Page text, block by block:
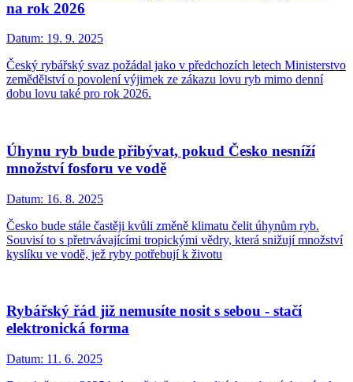
na rok 2026
Datum: 19. 9. 2025
Český rybářský svaz požádal jako v předchozích letech Ministerstvo
zemědělství o povolení výjimek ze zákazu lovu ryb mimo denní
dobu lovu také pro rok 2026.
Úhynu ryb bude přibývat, pokud Česko nesníží
množství fosforu ve vodě
Datum: 16. 8. 2025
Česko bude stále častěji kvůli změně klimatu čelit úhynům ryb.
Souvisí to s přetrvávajícími tropickými vědry, která snižují množství
kyslíku ve vodě, jež ryby potřebují k životu
Rybářský řád již nemusíte nosit s sebou - stačí
elektronická forma
Datum: 11. 6. 2025